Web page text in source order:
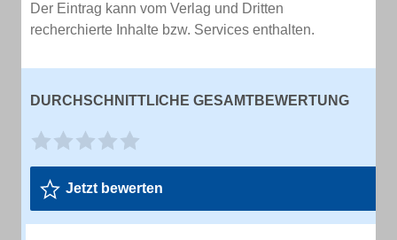
Der Eintrag kann vom Verlag und Dritten
recherchierte Inhalte bzw. Services enthalten.
DURCHSCHNITTLICHE GESAMTBEWERTUNG
Jetzt bewerten